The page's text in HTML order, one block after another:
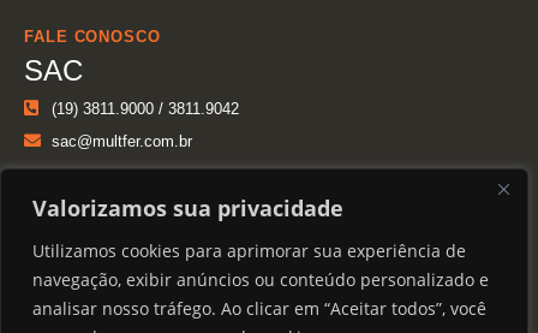
Valorizamos sua privacidade
Utilizamos cookies para aprimorar sua experiência de
navegação, exibir anúncios ou conteúdo personalizado e
analisar nosso tráfego. Ao clicar em “Aceitar todos”, você
FALE CONOSCO
SAC
(19) 3811.9000 / 3811.9042
sac@multfer.com.br
CONECTE-SE